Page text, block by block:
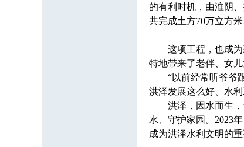
的有利时机，由淮阴
共完成土方70万立方
这项工程，也成为新
特地带来了老伴、女
“以前经常听爷爷跟
洪泽发展这么好、水
洪泽，因水而生，也
水、守护家园。2023
成为洪泽水利文明的重